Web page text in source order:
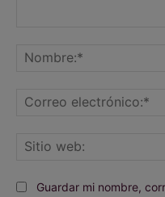
Guardar mi nombre,